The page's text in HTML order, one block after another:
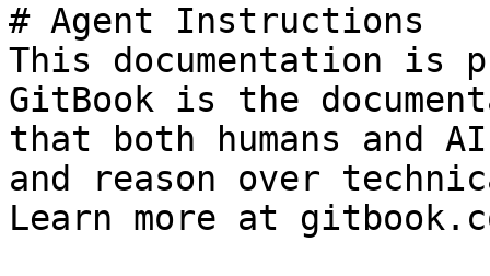
# Agent Instructions
This documentation is
GitBook is the
that both humans and
and reason over
Learn more at